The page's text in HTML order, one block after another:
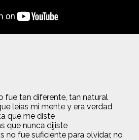
fue tan diferente, tan natural
leías mi mente y era verdad
que me diste
que nunca dijiste
no fue suficiente para olvidar, no